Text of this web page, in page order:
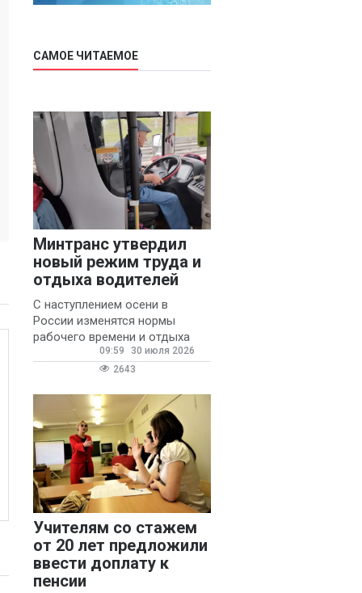
САМОЕ ЧИТАЕМОЕ
Минтранс утвердил
новый режим труда и
отдыха водителей
С наступлением осени в
России изменятся нормы
рабочего времени и отдыха
для автомобилистов.
09:59
30 июля 2026
2643
Учителям со стажем
от 20 лет предложили
ввести доплату к
пенсии